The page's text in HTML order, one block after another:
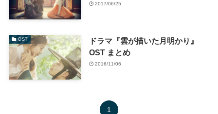
2017/06/25
OST
ドラマ『雲が描いた月明かり』
OST まとめ
2016/11/06
1